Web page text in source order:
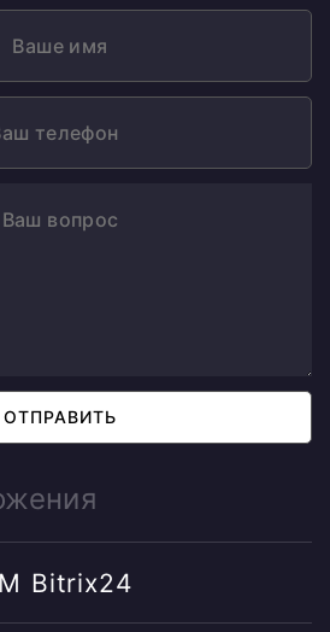
ОТПРАВИТЬ
Bitrix24